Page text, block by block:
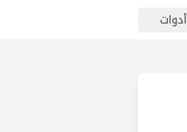
أدوات